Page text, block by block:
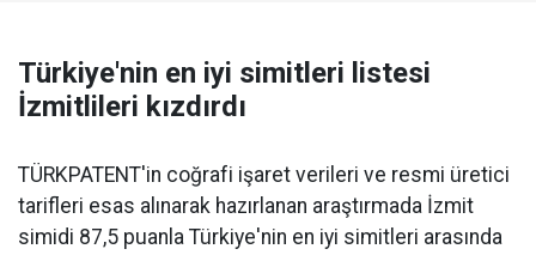
Türkiye'nin en iyi simitleri listesi
İzmitlileri kızdırdı
TÜRKPATENT'in coğrafi işaret verileri ve resmi üretici
tarifleri esas alınarak hazırlanan araştırmada İzmit
simidi 87,5 puanla Türkiye'nin en iyi simitleri arasında